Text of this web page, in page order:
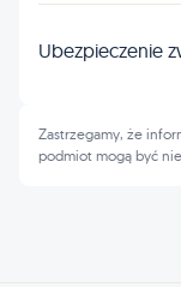
Ubezpieczenie
Zastrzegamy, że
podmiot mogą być